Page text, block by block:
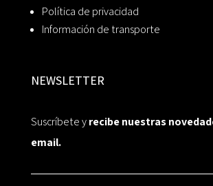
Política de privacidad
Información de transporte
NEWSLETTER
Suscríbete yrecibe nuestras
email.